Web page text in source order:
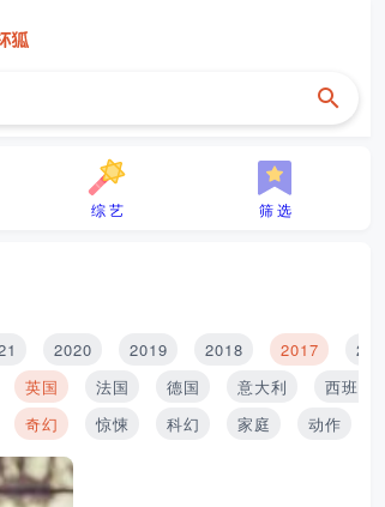
综 艺 筛 选
2020 2019 2018 2017 2016
英国 法国 德国 意大利 西班牙
奇幻 惊悚 科幻 家庭 动作